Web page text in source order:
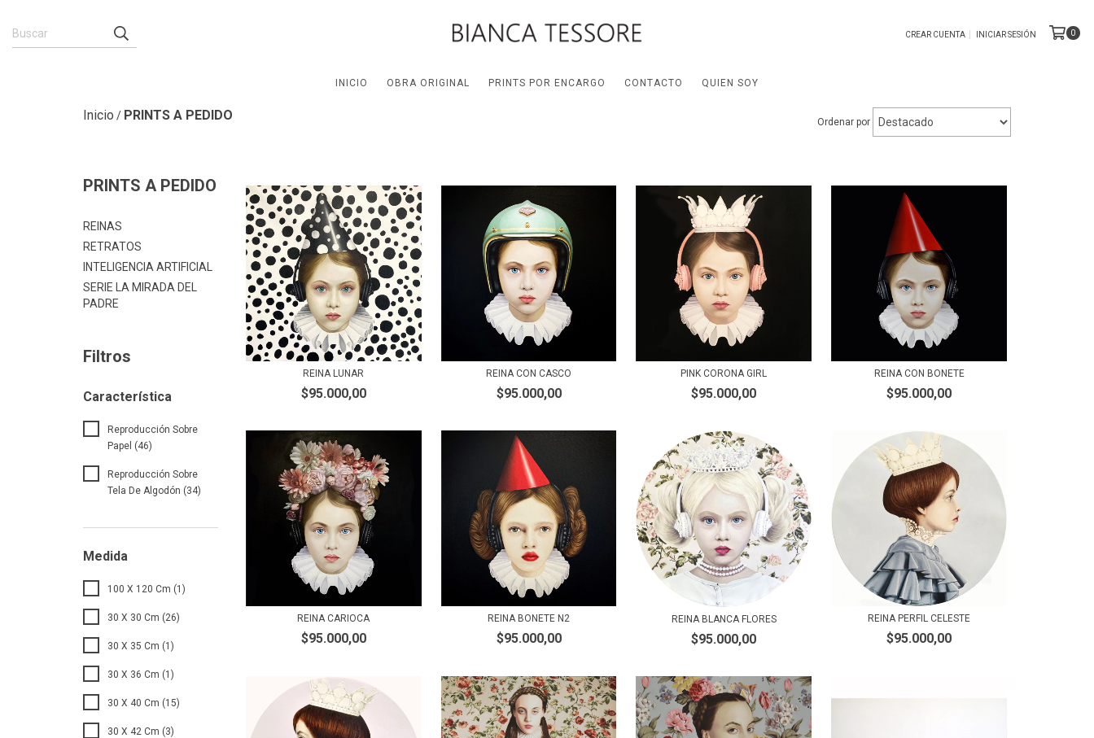
CREAR CUENTA INICIAR SESIÓN 0
INICIO OBRA ORIGINAL PRINTS POR ENCARGO CONTACTO QUIEN SOY
Inicio / PRINTS A PEDIDO Ordenar por
PRINTS A PEDIDO
REINAS
RETRATOS
INTELIGENCIA ARTIFICIAL
SERIE LA MIRADA DEL
PADRE
Filtros
Característica
Reproducción Sobre
Papel (46)
Reproducción Sobre
Tela De Algodón (34)
Medida
100 X 120 Cm (1)
30 X 30 Cm (26)
30 X 35 Cm (1)
30 X 36 Cm (1)
30 X 40 Cm (15)
30 X 42 Cm (3)
REINA LUNAR
$95.000,00
REINA CON CASCO
$95.000,00
PINK CORONA GIRL
$95.000,00
REINA CON BONETE
$95.000,00
REINA CARIOCA
$95.000,00
REINA BONETE N2
$95.000,00
REINA BLANCA FLORES
$95.000,00
REINA PERFIL CELESTE
$95.000,00